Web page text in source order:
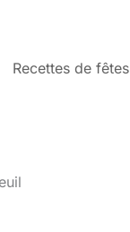
Recettes de fêtes